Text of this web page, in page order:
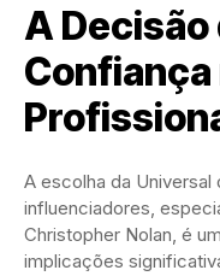
A Decisão
A escolha da
influenciadores,
Christopher Nolan, é
implicações